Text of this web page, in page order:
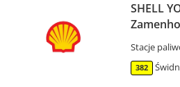
SHELL
Stacje
382